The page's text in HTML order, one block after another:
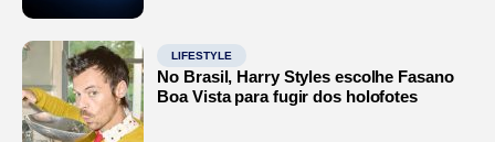
LIFESTYLE
No Brasil, Harry Styles escolhe Fasano
Boa Vista para fugir dos holofotes